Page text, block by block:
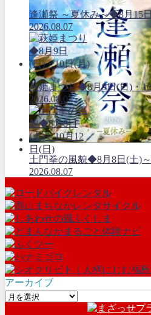
逢瀬祭 ～夏休み～◆8月15
2026.08.07
萩姫まつり◆8月9日(日)・
2026.08.07
土門拳の風貌◆8月8日(土)
2026.08.07
アーカイブ
ア